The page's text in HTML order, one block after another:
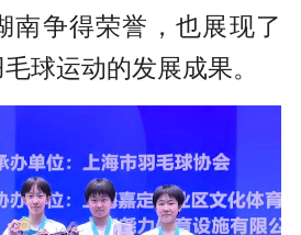
南争得荣誉，也展现了
球运动的发展成果。